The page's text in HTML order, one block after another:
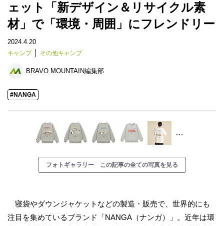
ェット「新デザイン＆リサイクル素
材」で「環境・周囲」にフレンドリー
2024.4.20
キャンプ その他キャンプ
BRAVO MOUNTAIN編集部
#NANGA
…
フォトギャラリー この記事の全ての写真を見る
寝袋やダウンジャケットなどの製造・販売で、世界的にも
注目を集めているブランド「NANGA（ナンガ）」。近年は環